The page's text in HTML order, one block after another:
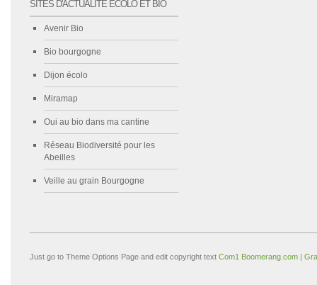
SITES D'ACTUALITÉ ÉCOLO ET BIO
Avenir Bio
Bio bourgogne
Dijon écolo
Miramap
Oui au bio dans ma cantine
Réseau Biodiversité pour les
Abeilles
Veille au grain Bourgogne
Just go to Theme Options Page and edit copyright text Com1 Boomerang.com |